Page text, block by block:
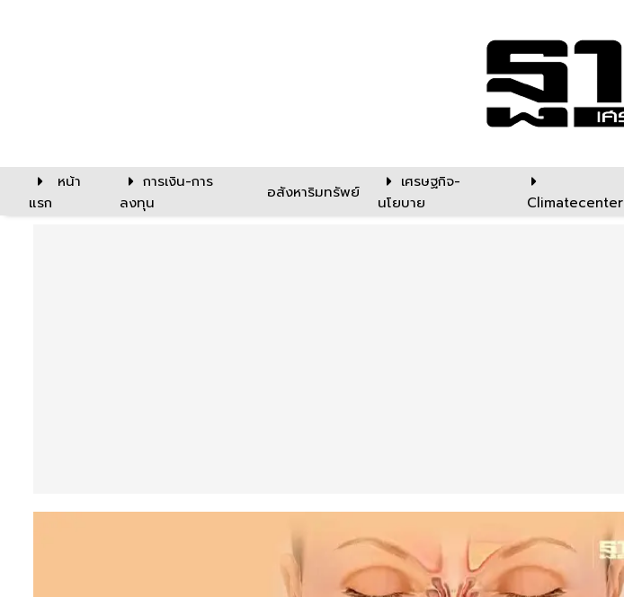
หน้า
แรก
การเงิน-การ
ลงทุน
อสังหาริมทรัพย์
เศรษฐกิจ-
นโยบาย
Climatecenter